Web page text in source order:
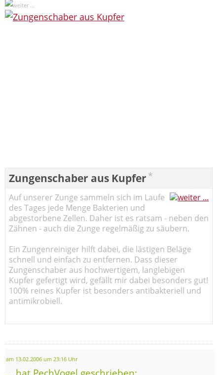
Zungenschaber aus Kupfer *
Auf unserer Zunge sammeln sich im Laufe
des Tages jede Menge Bakterien und
abgestorbene Zellen. Daher ist es ratsam - neben den
Zähnen - auch die Zunge regelmäßig zu säubern.
Ein Zungenreiniger hilft dabei, die lästigen Beläge
schnell und einfach zu entfernen. Dass dieser
Zungenschaber aus hochwertigem, langlebigen
Kupfer gefertigt wird, gefällt mir dabei besonders gut!
100% reines Kupfer ist besonders antibakteriell und
antimikrobiell.
am 13.02.2006 um 23:16 Uhr